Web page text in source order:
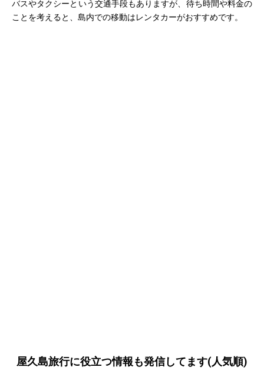
バスやタクシーという交通手段もありますが、待ち時間や料金の
ことを考えると、島内での移動はレンタカーがおすすめです。
屋久島旅行に役立つ情報も発信してます(人気順)